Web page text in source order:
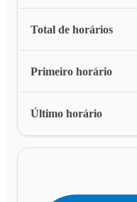
Total de horários
Primeiro horário
Último horário